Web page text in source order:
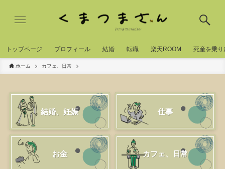
トッブページ プロフィール 結婚 転職 楽天ROOM 死産を乗り
ホーム カフェ、日常
結婚、妊娠 仕事
お金 カフェ、日常